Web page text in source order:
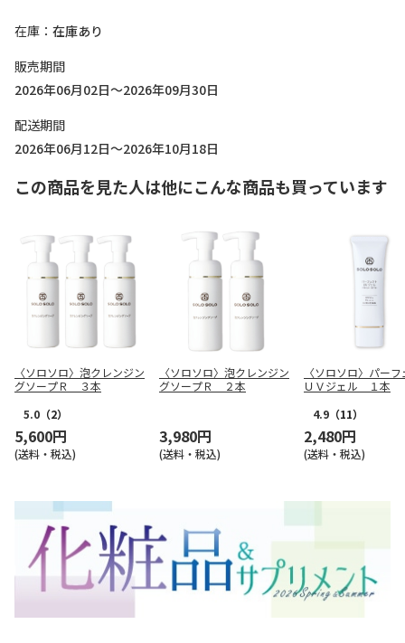
在庫
在庫あり
販売期間
2026年06月02日～2026年09月30日
配送期間
2026年06月12日～2026年10月18日
この商品を見た人は他にこんな商品も買っています
〈ソロソロ〉泡クレンジン
グソープＲ ３本
5.0 （2）
5,600円
(送料・税込)
〈ソロソロ〉泡クレンジン
グソープＲ ２本
3,980円
(送料・税込)
〈ソロソロ〉パー
ＵＶジェル １本
4.9 （11）
2,480円
(送料・税込)